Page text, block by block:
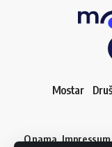
Mostar
O nama Impressum